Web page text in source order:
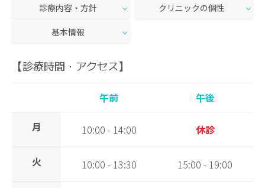
診療内容・方針 クリニックの個性
基本情報
【診療時間・アクセス】
午前 午後
月 10:00 - 14:00 休診
火 10:00 - 13:30 15:00 - 19:00